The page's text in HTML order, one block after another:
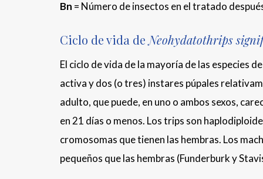
Bn = Número de insectos en el tratado
Ciclo de vida de Neohydatothrips
El ciclo de vida de la mayoría de las especies
activa y dos (o tres) instares púpales
adulto, que puede, en uno o ambos sexos,
en 21 días o menos. Los trips son
cromosomas que tienen las hembras. Los
pequeños que las hembras (Funderburk y